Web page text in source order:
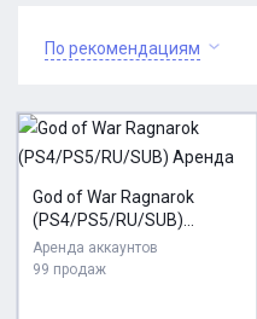
По рекомендациям
God of War Ragnarok
(PS4/PS5/RU/SUB)
Аренда
Аренда аккаунтов
99 продаж